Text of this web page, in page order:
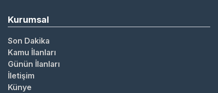
Kurumsal
Son Dakika
Kamu İlanları
Günün İlanları
İletişim
Künye